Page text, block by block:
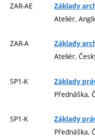
ZAR-AE Základy
Ateliér,
ZAR-A Základy
Ateliér,
SP1-K Základy
Přednáška,
SP1-K Základy
Přednáška,